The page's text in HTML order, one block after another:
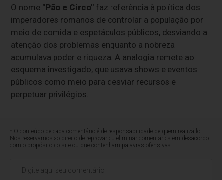
O nome "Pão e Circo" faz referência à política dos
imperadores romanos de controlar a população por
meio de comida e espetáculos públicos, desviando a
atenção dos problemas enquanto a nobreza
acumulava poder e riqueza. A analogia remete ao
esquema investigado, que usava shows e eventos
públicos como meio para desviar recursos e
perpetuar privilégios.
* O conteúdo de cada comentário é de responsabilidade de quem realizá-lo.
Nos reservamos ao direito de reprovar ou eliminar comentários em desacordo
com o propósito do site ou que contenham palavras ofensivas.